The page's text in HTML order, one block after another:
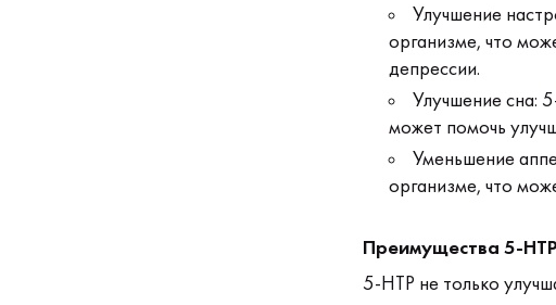
Улучшение
организме, что
депрессии.
Улучшение сна:
может помочь
Уменьшение
организме, что
Преимущества 5-
5-HTP не только